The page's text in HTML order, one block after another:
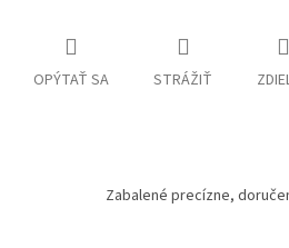
OPÝTAŤ SA STRÁŽIŤ
Zabalené precízne,